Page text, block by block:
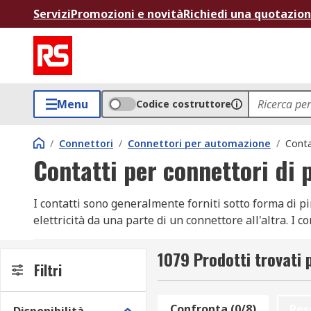
ServiziPromozioni e novitàRichiedi una
Menu Codice costruttore
/ Connettori / Connettori per automazione /
Contatti per connettori di
I contatti sono generalmente forniti sotto forma di
elettricità da una parte di un connettore all'altra. I
valori nominali dell'area superficiale e sono
difesa. operazioni commerciali e industriali.
Connettori di potenza per impieghi pesanti
Filtri 1079 Prodotti trovati